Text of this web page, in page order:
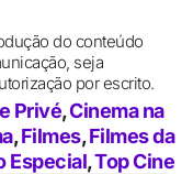
do conteúdo
seja
por escrito.
Privé,Cinema na
,Filmes,Filmes da
Especial,Top Cine